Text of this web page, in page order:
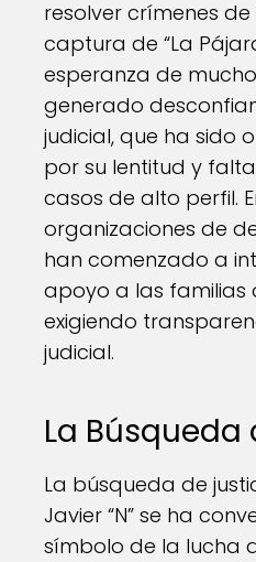
resolver crímenes
captura de “La
esperanza de
generado
judicial, que ha sido
por su lentitud y
casos de alto perfil.
organizaciones de
han comenzado a
apoyo a las familias
exigiendo
judicial.
La
La búsqueda de
Javier “N” se ha
símbolo de la lucha